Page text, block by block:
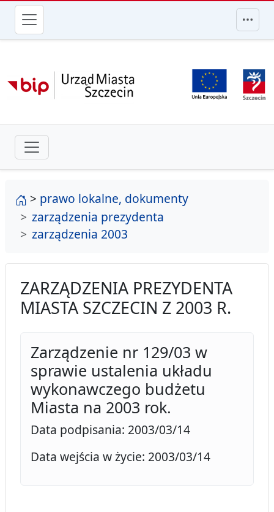
przejdź do głównego menu
strona główna
> prawo lokalne, dokumenty
zarządzenia prezydenta
zarządzenia 2003
ZARZĄDZENIA PREZYDENTA
MIASTA SZCZECIN Z 2003 R.
Zarządzenie nr 129/03 w
sprawie ustalenia układu
wykonawczego budżetu
Miasta na 2003 rok.
Data podpisania: 2003/03/14
Data wejścia w życie: 2003/03/14